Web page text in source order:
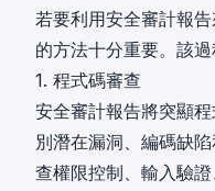
若要利用安全審計報
的方法十分重要。該
1. 程式碼審查
安全審計報告將突顯
別潛在漏洞、編碼缺
查權限控制、輸入驗